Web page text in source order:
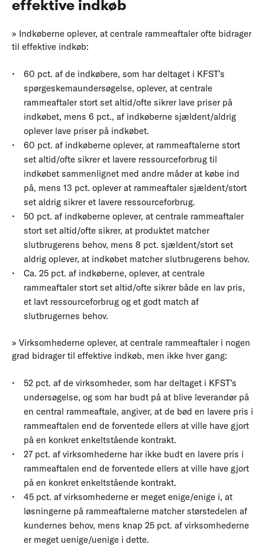
effektive indkøb
» Indkøberne oplever, at centrale rammeaftaler ofte bidrager
til effektive indkøb:
60 pct. af de indkøbere, som har deltaget i KFST’s
spørgeskemaundersøgelse, oplever, at centrale
rammeaftaler stort set altid/ofte sikrer lave priser på
indkøbet, mens 6 pct., af indkøberne sjældent/aldrig
oplever lave priser på indkøbet.
60 pct. af indkøberne oplever, at rammeaftalerne stort
set altid/ofte sikrer et lavere ressourceforbrug til
indkøbet sammenlignet med andre måder at købe ind
på, mens 13 pct. oplever at rammeaftaler sjældent/stort
set aldrig sikrer et lavere ressourceforbrug.
50 pct. af indkøberne oplever, at centrale rammeaftaler
stort set altid/ofte sikrer, at produktet matcher
slutbrugerens behov, mens 8 pct. sjældent/stort set
aldrig oplever, at indkøbet matcher slutbrugerens behov.
Ca. 25 pct. af indkøberne, oplever, at centrale
rammeaftaler stort set altid/ofte sikrer både en lav pris,
et lavt ressourceforbrug og et godt match af
slutbrugernes behov.
» Virksomhederne oplever, at centrale rammeaftaler i nogen
grad bidrager til effektive indkøb, men ikke hver gang:
52 pct. af de virksomheder, som har deltaget i KFST’s
undersøgelse, og som har budt på at blive leverandør på
en central rammeaftale, angiver, at de bød en lavere pris i
rammeaftalen end de forventede ellers at ville have gjort
på en konkret enkeltstående kontrakt.
27 pct. af virksomhederne har ikke budt en lavere pris i
rammeaftalen end de forventede ellers at ville have gjort
på en konkret enkeltstående kontrakt.
45 pct. af virksomhederne er meget enige/enige i, at
løsningerne på rammeaftalerne matcher størstedelen af
kundernes behov, mens knap 25 pct. af virksomhederne
er meget uenige/uenige i dette.